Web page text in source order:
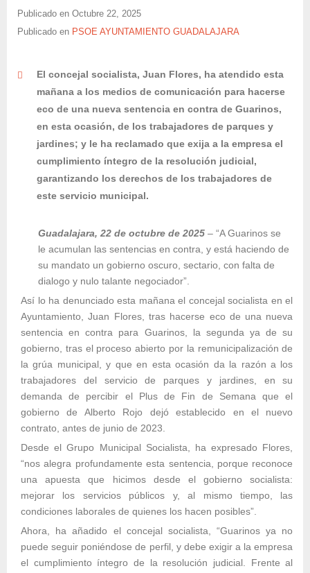
Publicado en Octubre 22, 2025
Publicado en PSOE AYUNTAMIENTO GUADALAJARA
El concejal socialista, Juan Flores, ha atendido esta
mañana a los medios de comunicación para hacerse
eco de una nueva sentencia en contra de Guarinos,
en esta ocasión, de los trabajadores de parques y
jardines; y le ha reclamado que exija a la empresa el
cumplimiento íntegro de la resolución judicial,
garantizando los derechos de los trabajadores de
este servicio municipal.
Guadalajara, 22 de octubre de 2025 – “A Guarinos se
le acumulan las sentencias en contra, y está haciendo de
su mandato un gobierno oscuro, sectario, con falta de
dialogo y nulo talante negociador”.
Así lo ha denunciado esta mañana el concejal socialista en el
Ayuntamiento, Juan Flores, tras hacerse eco de una nueva
sentencia en contra para Guarinos, la segunda ya de su
gobierno, tras el proceso abierto por la remunicipalización de
la grúa municipal, y que en esta ocasión da la razón a los
trabajadores del servicio de parques y jardines, en su
demanda de percibir el Plus de Fin de Semana que el
gobierno de Alberto Rojo dejó establecido en el nuevo
contrato, antes de junio de 2023.
Desde el Grupo Municipal Socialista, ha expresado Flores,
“nos alegra profundamente esta sentencia, porque reconoce
una apuesta que hicimos desde el gobierno socialista:
mejorar los servicios públicos y, al mismo tiempo, las
condiciones laborales de quienes los hacen posibles”.
Ahora, ha añadido el concejal socialista, “Guarinos ya no
puede seguir poniéndose de perfil, y debe exigir a la empresa
el cumplimiento íntegro de la resolución judicial. Frente al